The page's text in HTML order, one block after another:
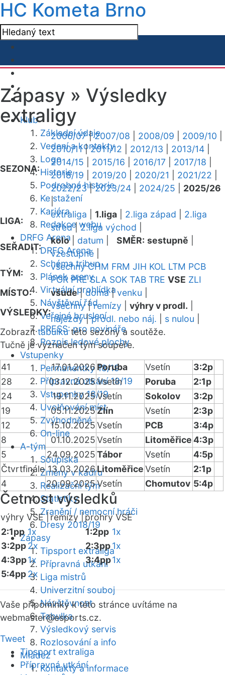
HC Kometa Brno
Klub
Základní údaje
Vedení a kontakty
Logo
Historie
Podrobná historie
Ke stažení
Kariéra
Redakce webu
DRFG Arena
DRFG Arena
Schéma tribun
Plánek areny
Virtuální prohlídka
Návštěvní řád
Veřejné bruslení
PRESS: pro novináře
Rozpis ledové plochy
Vstupenky
Permanentky 18/19
Přípravná utkání 18/19
Vstupenky 18/19
Uvolňování míst
Zvýhodněné
On-line
A-tým
Soupiska
Změny v kádru
Realizační tým
Statistiky
Zranění / nemocní hráči
Dresy 2018/19
Zápasy
Tipsport extraliga
Přípravná utkání
Liga mistrů
Univerzitní souboj
Návštěvnost
Tabulka
Výsledkový servis
Rozlosování a info
Mládež
Kontakty a informace
Zápasy » Výsledky
extraligy
SEZONA:
2006/07|2007/08 2008/09 2009/10
2010/11|2011/12 2012/13 2013/14
2014/15
2015/16 2016/17 2017/18
2018/19
2019/20 2020/21 2021/22
2022/23|2023/24 2024/25
2025/26
|
LIGA:
extraliga 1.liga 2.liga západ
2.liga
střed|2.liga východ
SEŘADIT:
kolo| datum SMĚR: sestupně
vzestupně
TÝM:
všechny CHM FRM JIH KOL LTM PCB
POR PRE SLA SOK TAB TRE VSE ZLI
MÍSTO:
všude|doma|venku
VÝSLEDKY:
všechny|remízy výhry v prodl.
nájezdy|prodl. nebo náj. s nulou
Zobrazittabulkutéto sezóny a soutěže.
Tučně je vyznačen tým soupeře.
41 17.01.2026 Poruba Vsetín
3:2p
28
03.12.2025Vsetín Poruba
2:1p
24
19.11.2025Vsetín Sokolov
3:2p
19
05.11.2025 Zlín Vsetín
2:3p
12
15.10.2025Vsetín PCB
3:4p
8
01.10.2025Vsetín Litoměřice4:3p
5
24.09.2025Tábor Vsetín
4:5p
Čtvrtfinále 13.03.2026LitoměřiceVsetín
2:1p
4
20.09.2025Vsetín Chomutov 5:4p
Četnost výsledků
výhry VSE | remízy |prohry VSE
2:1pp 1x
3:2pp2x
4:3pp1x
5:4pp2x
1:2pp 1x
2:3pp1x
3:4pp1x
Vaše připomínky k této stránce uvítáme na
webmaster@esports.cz.
Tweet
Tipsport extraliga
Přípravná utkání